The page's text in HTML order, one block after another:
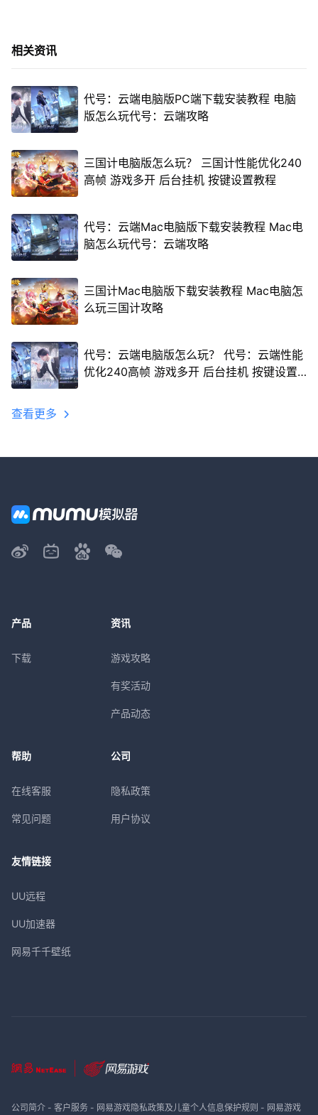
相关资讯
代号：云端电脑版PC端下载安装教程 电脑
版怎么玩代号：云端攻略
三国计电脑版怎么玩？ 三国计性能优化240
高帧 游戏多开 后台挂机 按键设置教程
代号：云端Mac电脑版下载安装教程 Mac电
脑怎么玩代号：云端攻略
三国计Mac电脑版下载安装教程 Mac电脑怎
么玩三国计攻略
代号：云端电脑版怎么玩？ 代号：云端性能
优化240高帧 游戏多开 后台挂机 按键设置
查看更多
产品
下载
资讯
游戏攻略
有奖活动
产品动态
帮助
在线客服
常见问题
公司
隐私政策
用户协议
友情链接
UU远程
UU加速器
网易千千壁纸
公司简介- 客户服务- 网易游戏隐私政策及儿童个人信息保护规则 - 网易游戏